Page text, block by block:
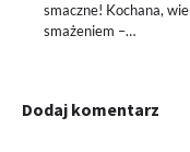
smaczne! Kochana,
smażeniem –…
Dodaj komentarz